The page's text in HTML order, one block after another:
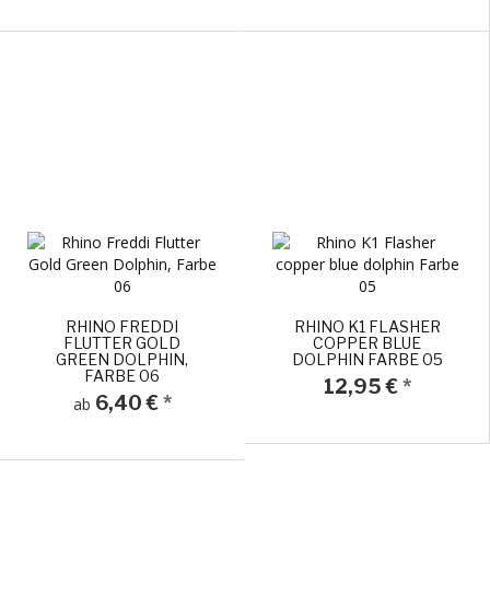
RHINO FREDDI
FLUTTER GOLD
GREEN DOLPHIN,
FARBE 06
ab 6,40 € *
RHINO K1 FLASHER
COPPER BLUE
DOLPHIN FARBE 05
12,95 € *